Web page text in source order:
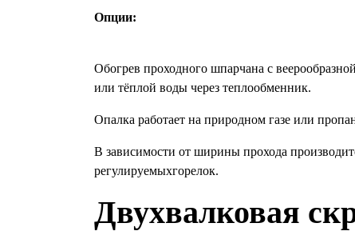
Опции:
Обогрев проходного шпарчана с
или тёплой воды через теплообменник.
Опалка работает на природном газе или
В зависимости от ширины прохода
регулируемыхгорелок.
Двухвалковая